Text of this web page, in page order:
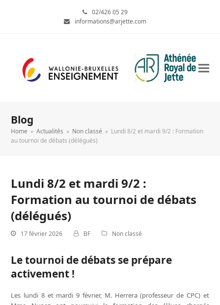
02/426 05 29
informations@arjette.com
Blog
Home » Actualités » Non classé » Lundi 8/2 et mardi 9/2 : Formation
au tournoi de débats (délégués)
Lundi 8/2 et mardi 9/2 :
Formation au tournoi de débats
(délégués)
17 février 2026 BF Non classé
Le tournoi de débats se prépare
activement !
Les lundi 8 et mardi 9 février, M. Herrera (professeur de CPC) et